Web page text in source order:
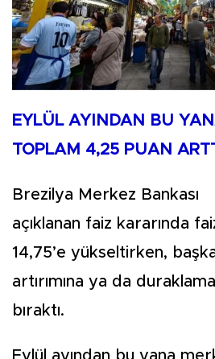
EYLÜL AYINDAN BU
TOPLAM 4,25 PUAN
Brezilya Merkez Bankası
açıklanan faiz kararında
14,75’e yükseltirken,
artırımına ya da
bıraktı.
Eylül ayından bu yana